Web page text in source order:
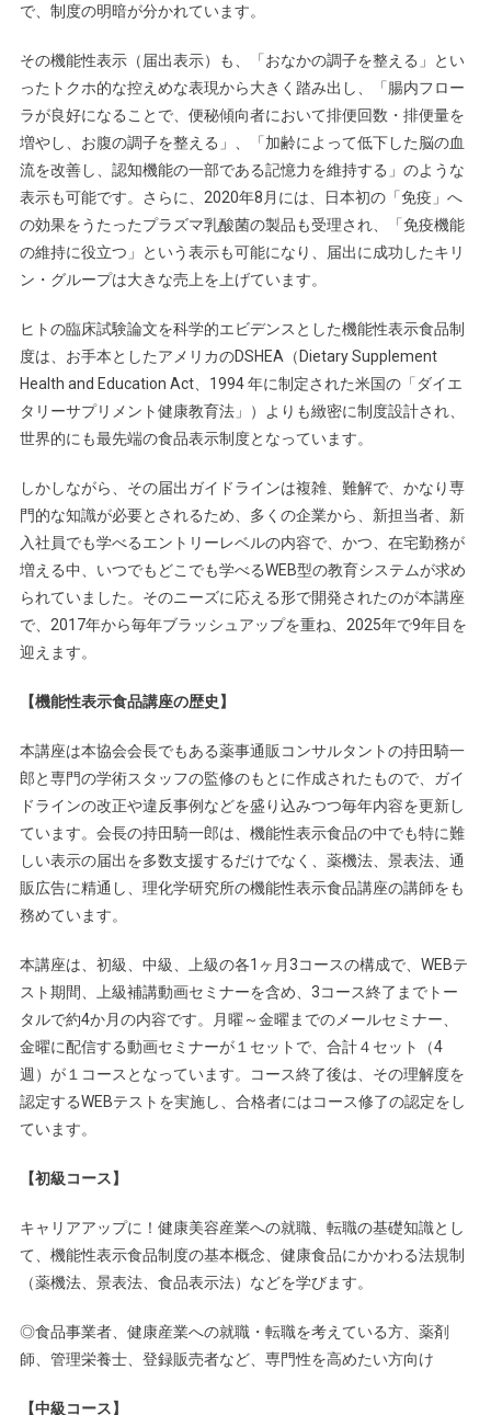
で、制度の明暗が分かれています。
その機能性表示（届出表示）も、「おなかの調子を整える」とい
ったトクホ的な控えめな表現から大きく踏み出し、「腸内フロー
ラが良好になることで、便秘傾向者において排便回数・排便量を
増やし、お腹の調子を整える」、「加齢によって低下した脳の血
流を改善し、認知機能の一部である記憶力を維持する」のような
表示も可能です。さらに、2020年8月には、日本初の「免疫」へ
の効果をうたったプラズマ乳酸菌の製品も受理され、「免疫機能
の維持に役立つ」という表示も可能になり、届出に成功したキリ
ン・グループは大きな売上を上げています。
ヒトの臨床試験論文を科学的エビデンスとした機能性表示食品制
度は、お手本としたアメリカのDSHEA（Dietary Supplement
Health and Education Act、1994 年に制定された米国の「ダイエ
タリーサプリメント健康教育法」）よりも緻密に制度設計され、
世界的にも最先端の食品表示制度となっています。
しかしながら、その届出ガイドラインは複雑、難解で、かなり専
門的な知識が必要とされるため、多くの企業から、新担当者、新
入社員でも学べるエントリーレベルの内容で、かつ、在宅勤務が
増える中、いつでもどこでも学べるWEB型の教育システムが求め
られていました。そのニーズに応える形で開発されたのが本講座
で、2017年から毎年ブラッシュアップを重ね、2025年で9年目を
迎えます。
【機能性表示食品講座の歴史】
本講座は本協会会長でもある薬事通販コンサルタントの持田騎一
郎と専門の学術スタッフの監修のもとに作成されたもので、ガイ
ドラインの改正や違反事例などを盛り込みつつ毎年内容を更新し
ています。会長の持田騎一郎は、機能性表示食品の中でも特に難
しい表示の届出を多数支援するだけでなく、薬機法、景表法、通
販広告に精通し、理化学研究所の機能性表示食品講座の講師をも
務めています。
本講座は、初級、中級、上級の各1ヶ月3コースの構成で、WEBテ
スト期間、上級補講動画セミナーを含め、3コース終了までトー
タルで約4か月の内容です。月曜～金曜までのメールセミナー、
金曜に配信する動画セミナーが１セットで、合計４セット（4
週）が１コースとなっています。コース終了後は、その理解度を
認定するWEBテストを実施し、合格者にはコース修了の認定をし
ています。
【初級コース】
キャリアアップに！健康美容産業への就職、転職の基礎知識とし
て、機能性表示食品制度の基本概念、健康食品にかかわる法規制
（薬機法、景表法、食品表示法）などを学びます。
◎食品事業者、健康産業への就職・転職を考えている方、薬剤
師、管理栄養士、登録販売者など、専門性を高めたい方向け
【中級コース】